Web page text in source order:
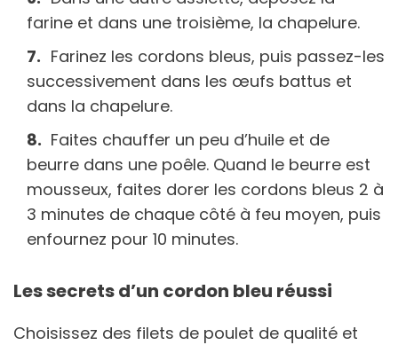
farine et dans une troisième, la chapelure.
Farinez les cordons bleus, puis passez-les
successivement dans les œufs battus et
dans la chapelure.
Faites chauffer un peu d’huile et de
beurre dans une poêle. Quand le beurre est
mousseux, faites dorer les cordons bleus 2 à
3 minutes de chaque côté à feu moyen, puis
enfournez pour 10 minutes.
Les secrets d’un cordon bleu réussi
Choisissez des filets de poulet de qualité et